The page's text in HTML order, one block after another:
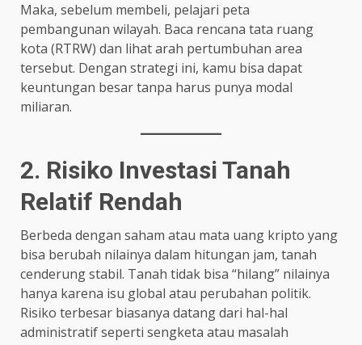
Maka, sebelum membeli, pelajari peta
pembangunan wilayah. Baca rencana tata ruang
kota (RTRW) dan lihat arah pertumbuhan area
tersebut. Dengan strategi ini, kamu bisa dapat
keuntungan besar tanpa harus punya modal
miliaran.
2. Risiko Investasi Tanah
Relatif Rendah
Berbeda dengan saham atau mata uang kripto yang
bisa berubah nilainya dalam hitungan jam, tanah
cenderung stabil. Tanah tidak bisa “hilang” nilainya
hanya karena isu global atau perubahan politik.
Risiko terbesar biasanya datang dari hal-hal
administratif seperti sengketa atau masalah